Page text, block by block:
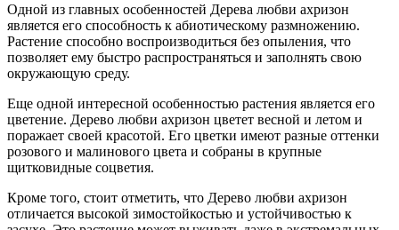
Одной из главных особенностей Дерева любви ахризон
является его способность к абиотическому размножению.
Растение способно воспроизводиться без опыления, что
позволяет ему быстро распространяться и заполнять свою
окружающую среду.
Еще одной интересной особенностью растения является его
цветение. Дерево любви ахризон цветет весной и летом и
поражает своей красотой. Его цветки имеют разные оттенки
розового и малинового цвета и собраны в крупные
щитковидные соцветия.
Кроме того, стоит отметить, что Дерево любви ахризон
отличается высокой зимостойкостью и устойчивостью к